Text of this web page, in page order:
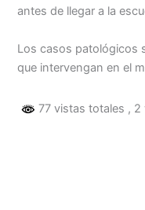
antes de llegar a la
Los casos patológicos
que intervengan en el
77 vistas totales , 2